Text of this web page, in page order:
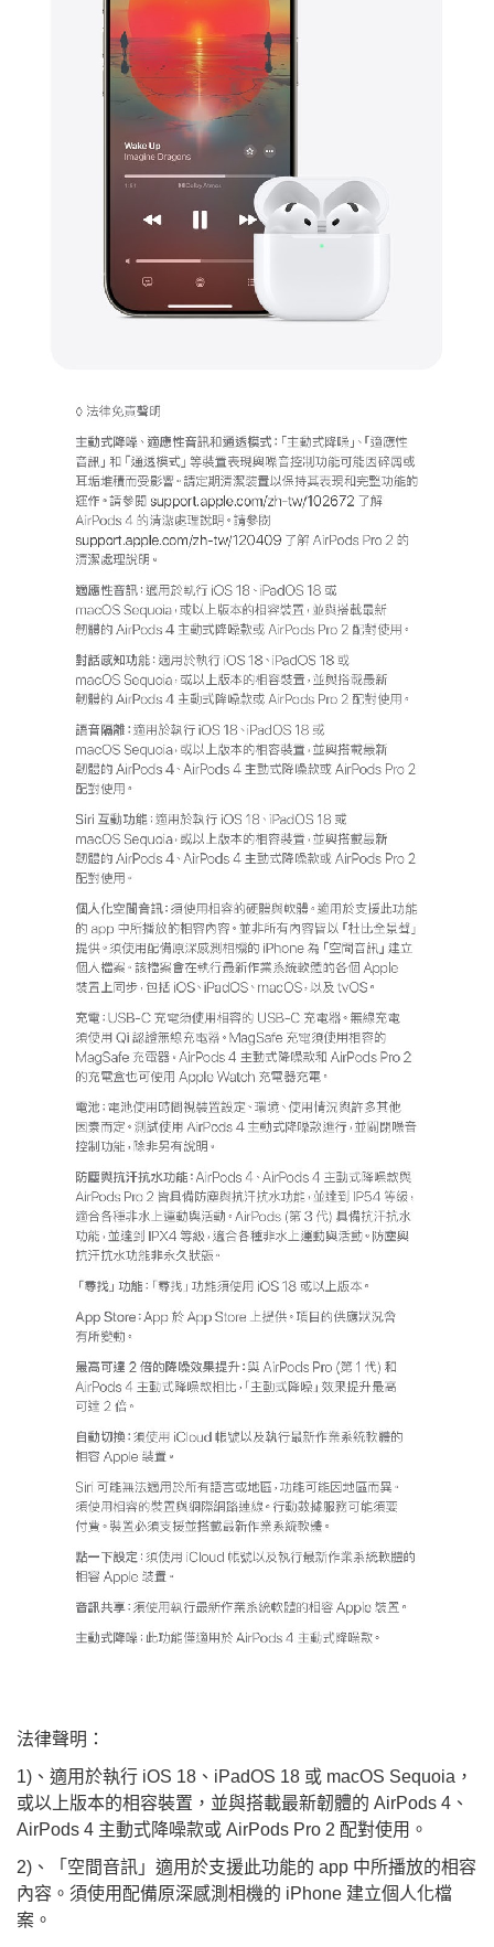
法律聲明：
1)、適用於執行 iOS 18、iPadOS 18 或 macOS Sequoia，
或以上版本的相容裝置，並與搭載最新韌體的 AirPods 4、
AirPods 4 主動式降噪款或 AirPods Pro 2 配對使用。
2)、「空間音訊」適用於支援此功能的 app 中所播放的相容
內容。須使用配備原深感測相機的 iPhone 建立個人化檔
案。